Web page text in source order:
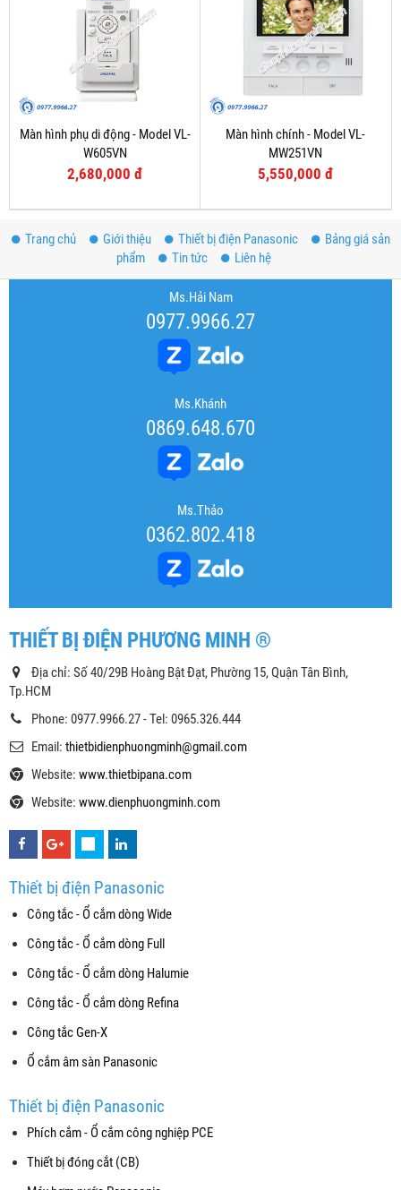
Màn hình phụ di động - Model VL-
W605VN
2,680,000 đ
Màn hình chính - Model VL-
MW251VN
5,550,000 đ
Trang chủ Giới thiệu Thiết bị điện Panasonic
Bảng giá sản
phẩm
Tin tức Liên hệ
Ms.Hải Nam
0977.9966.27
Ms.Khánh
0869.648.670
Ms.Thảo
0362.802.418
THIẾT BỊ ĐIỆN PHƯƠNG MINH ®
Địa chỉ: Số 40/29B Hoàng Bật Đạt, Phường 15, Quận Tân Bình,
Tp.HCM
Phone: 0977.9966.27 - Tel: 0965.326.444
Email: thietbidienphuongminh@gmail.com
Website: www.thietbipana.com
Website: www.dienphuongminh.com
Thiết bị điện Panasonic
Công tắc - Ổ cắm dòng Wide
Công tắc - Ổ cắm dòng Full
Công tắc - Ổ cắm dòng Halumie
Công tắc - Ổ cắm dòng Refina
Công tắc Gen-X
Ổ cắm âm sàn Panasonic
Thiết bị điện Panasonic
Phích cắm - Ổ cắm công nghiệp PCE
Thiết bị đóng cắt (CB)